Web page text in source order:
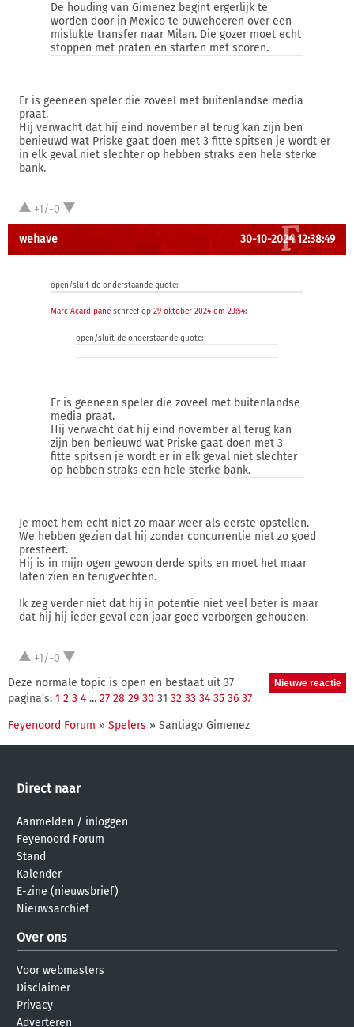
De houding van Gimenez begint ergerlijk te
worden door in Mexico te ouwehoeren over een
mislukte transfer naar Milan. Die gozer moet echt
stoppen met praten en starten met scoren.
Er is geeneen speler die zoveel met buitenlandse media
praat.
Hij verwacht dat hij eind november al terug kan zijn ben
benieuwd wat Priske gaat doen met 3 fitte spitsen je wordt er
in elk geval niet slechter op hebben straks een hele sterke
bank.
+1/-0
wehave 30-10-2024 12:38:49
open/sluit de onderstaande quote:
Marc Acardipane schreef op 29 oktober 2024 om 23:54:
open/sluit de onderstaande quote:
Er is geeneen speler die zoveel met buitenlandse
media praat.
Hij verwacht dat hij eind november al terug kan
zijn ben benieuwd wat Priske gaat doen met 3
fitte spitsen je wordt er in elk geval niet slechter
op hebben straks een hele sterke bank.
Je moet hem echt niet zo maar weer als eerste opstellen.
We hebben gezien dat hij zonder concurrentie niet zo goed
presteert.
Hij is in mijn ogen gewoon derde spits en moet het maar
laten zien en terugvechten.
Ik zeg verder niet dat hij in potentie niet veel beter is maar
dat hij hij ieder geval een jaar goed verborgen gehouden.
+1/-0
Deze normale topic is open en bestaat uit 37
pagina's: 1 2 3 4 ... 27 28 29 30 31 32 33 34 35 36 37
Feyenoord Forum » Spelers » Santiago Gimenez
Direct naar
Aanmelden / inloggen
Feyenoord Forum
Stand
Kalender
E-zine (nieuwsbrief)
Nieuwsarchief
Over ons
Voor webmasters
Disclaimer
Privacy
Adverteren